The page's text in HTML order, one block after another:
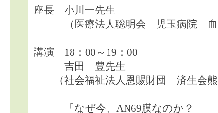
座長 小川一先生
（医療法人聡明会 児玉病院 血
講演 18：00～19：00
吉田 豊先生
（社会福祉法人恩賜財団 済生会熊
「なぜ今、AN69膜なのか？